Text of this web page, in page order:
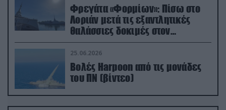
Φρεγάτα «Φορμίων»: Πίσω στο
Λοριάν μετά τις εξαντλητικές
θαλάσσιες δοκιμές στον
απαιτητικό Βισκαϊκό
25.06.2026
Βολές Harpoon από τις μονάδες
του ΠΝ (βίντεο)